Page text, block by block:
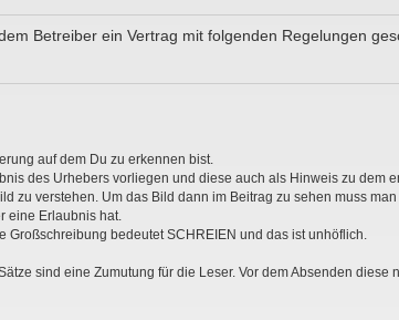
Betreiber ein Vertrag mit folgenden Regelungen
auf dem Du zu erkennen bist.
des Urhebers vorliegen und diese auch als Hinweis zu dem
verstehen. Um das Bild dann im Beitrag zu sehen muss
eine Erlaubnis hat.
bedeutet SCHREIEN und das ist unhöflich.
sind eine Zumutung für die Leser. Vor dem Absenden diese